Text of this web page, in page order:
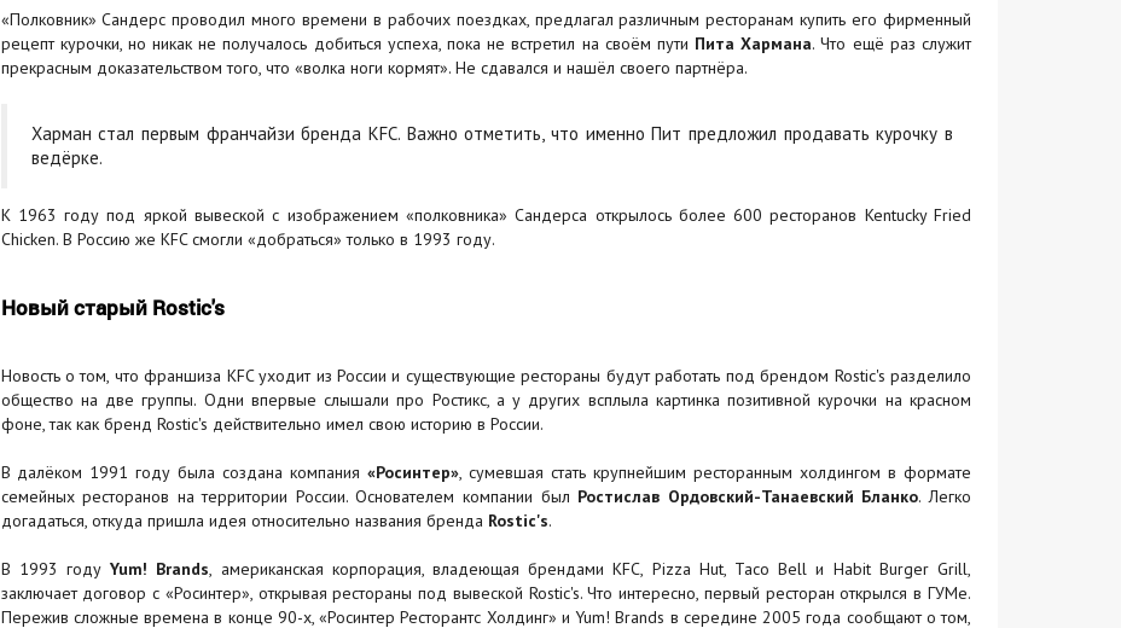
«Полковник» Сандерс проводил много времени в рабочих поездках, предлагал различным ресторанам купить его фирменный
рецепт курочки, но никак не получалось добиться успеха, пока не встретил на своём пути Пита Хармана. Что ещё раз служит
прекрасным доказательством того, что «волка ноги кормят». Не сдавался и нашёл своего партнёра.
Харман стал первым франчайзи бренда KFC. Важно отметить, что именно Пит предложил продавать курочку в
ведёрке.
К 1963 году под яркой вывеской с изображением «полковника» Сандерса открылось более 600 ресторанов Kentucky Fried
Chicken. В Россию же KFC смогли «добраться» только в 1993 году.
Новый старый Rostic's
Новость о том, что франшиза KFC уходит из России и существующие рестораны будут работать под брендом Rostic's разделило
общество на две группы. Одни впервые слышали про Ростикс, а у других всплыла картинка позитивной курочки на красном
фоне, так как бренд Rostic's действительно имел свою историю в России.
В далёком 1991 году была создана компания«Росинтер» , сумевшая стать крупнейшим ресторанным холдингом в формате
семейных ресторанов на территории России. Основателем компании был Ростислав Ордовский-Танаевский Бланко. Легко
догадаться, откуда пришла идея относительно названия бренда Rostic's.
В 1993 годуYum! Brands , американская корпорация, владеющая брендами KFC, Pizza Hut, Taco Bell и Habit Burger Grill,
заключает договор с «Росинтер», открывая рестораны под вывеской Rostic's. Что интересно, первый ресторан открылся в ГУМе.
Пережив сложные времена в конце 90-х, «Росинтер Ресторантс Холдинг» и Yum! Brands в середине 2005 года сообщают о том,